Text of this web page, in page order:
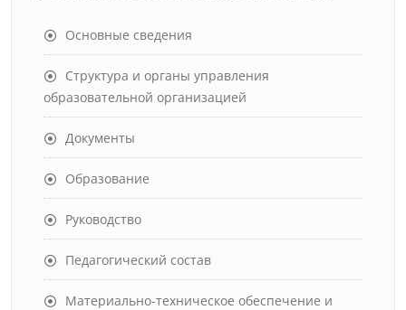
Основные сведения
Структура и органы управления
образовательной организацией
Документы
Образование
Руководство
Педагогический состав
Материально-техническое обеспечение и